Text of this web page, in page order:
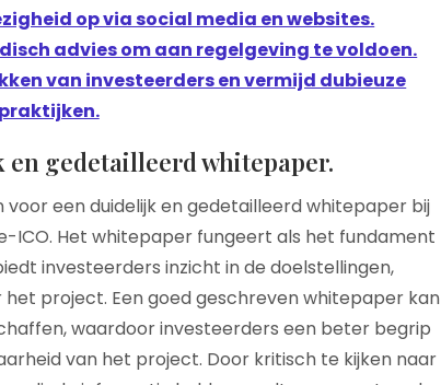
op via social media en websites.
advies om aan regelgeving te voldoen.
van investeerders en vermijd dubieuze
praktijken.
gedetailleerd whitepaper.
een duidelijk en gedetailleerd whitepaper bij
ICO. Het whitepaper fungeert als het fundament
investeerders inzicht in de doelstellingen,
project. Een goed geschreven whitepaper kan
waardoor investeerders een beter begrip
van het project. Door kritisch te kijken naar